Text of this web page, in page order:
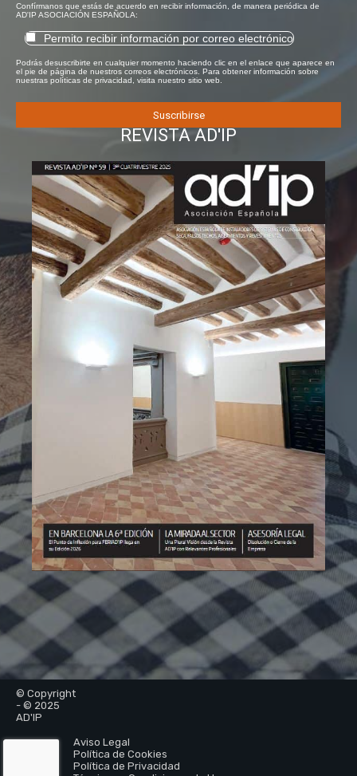
Confírmanos que estás de acuerdo en recibir información, de manera periódica de
AD'IP ASOCIACIÓN ESPAÑOLA:
Permito recibir información por correo electrónico
Podrás desuscribirte en cualquier momento haciendo clic en el enlace que aparece en
el pie de página de nuestros correos electrónicos. Para obtener información sobre
nuestras políticas de privacidad, visita nuestro sitio web.
REVISTA AD'IP
© Copyright
- © 2025
AD'IP
Aviso Legal
Política de Cookies
Política de Privacidad